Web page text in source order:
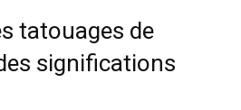
tatouages ​​de
significations